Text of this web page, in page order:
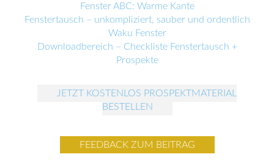
Fenster ABC: Warme Kante
Fenstertausch – unkompliziert, sauber und ordentlich
Waku Fenster
Downloadbereich – Checkliste Fenstertausch +
Prospekte
JETZT KOSTENLOS PROSPEKTMATERIAL
BESTELLEN
FEEDBACK ZUM BEITRAG